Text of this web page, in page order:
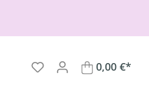
0,00 €*